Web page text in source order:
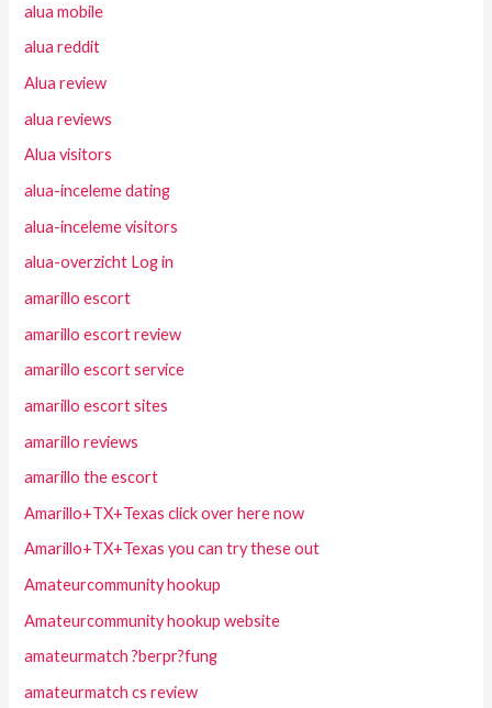
alua mobile
alua reddit
Alua review
alua reviews
Alua visitors
alua-inceleme dating
alua-inceleme visitors
alua-overzicht Log in
amarillo escort
amarillo escort review
amarillo escort service
amarillo escort sites
amarillo reviews
amarillo the escort
Amarillo+TX+Texas click over here now
Amarillo+TX+Texas you can try these out
Amateurcommunity hookup
Amateurcommunity hookup website
amateurmatch ?berpr?fung
amateurmatch cs review